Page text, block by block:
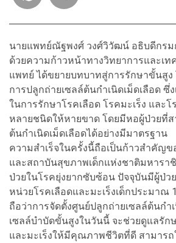
นายแพทย์ณัฐพงศ์ วงศ์วิวัฒน์ อธิบดีกรม
ด้วยความก้าวหน้าทางวิทยาการและเท
แพทย์ ได้ขยายบทบาทสู่การรักษาขั้นสูง
การปลูกถ่ายเซลล์ต้นกำเนิดเม็ดเลือด
ในการรักษาโรคเลือด โรคมะเร็ง และ
หลายชนิดให้หายขาด โดยมีหอผู้ป่วยที่ส
ต้นกำเนิดเม็ดเลือดได้อย่างมีมาตรฐาน
ความสำเร็จในครั้งนี้ถือเป็นก้าวสำคัญ
และสถาบันสุขภาพเด็กแห่งชาติมหารา
ป่วยในโรคยุ่งยากซับซ้อน ปัจจุบันมีผู้ป่ว
หน่วยโรคเลือดและมะเร็งเด็กประมาณ
ถือว่าการจัดตั้งศูนย์ปลูกถ่ายเซลล์ต้นกำ
เซลล์บำบัดขั้นสูงในวันนี้ จะช่วยดูแลรัก
และมะเร็งให้มีคุณภาพชีวิตที่ดี สามารถ